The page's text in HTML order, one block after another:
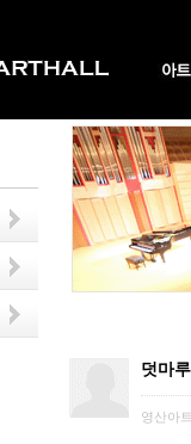
덧마
영산아